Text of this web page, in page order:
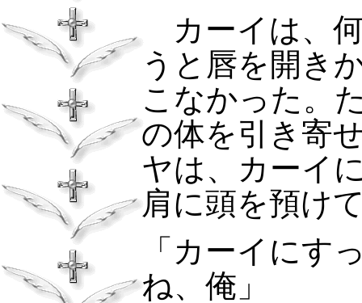
カーイは、
うと唇を開き
こなかった。
の体を引き寄
ヤは、カーイ
肩に頭を預け
「カーイにす
ね、俺」